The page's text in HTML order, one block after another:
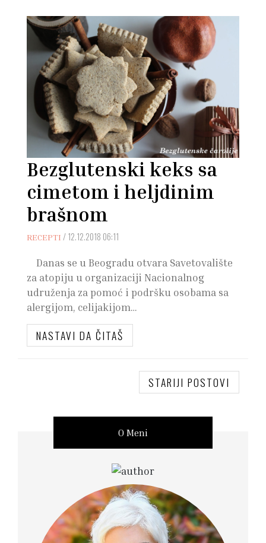
Bezglutenski keks sa
cimetom i heljdinim
brašnom
RECEPTI /12.12.2018 06:11
Danas se u Beogradu otvara Savetovalište
za atopiju u organizaciji Nacionalnog
udruženja za pomoć i podršku osobama sa
alergijom, celijakijom…
NASTAVI DA ČITAŠ
STARIJI POSTOVI
O Meni